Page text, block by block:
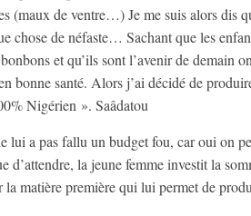
(maux de ventre…) Je me suis alors dis
chose de néfaste… Sachant que les
et qu’ils sont l’avenir de demain
bonne santé. Alors j’ai décidé de
Nigérien ». Saâdatou
lui a pas fallu un budget fou, car oui on
d’attendre, la jeune femme investit la
matière première qui lui permet de